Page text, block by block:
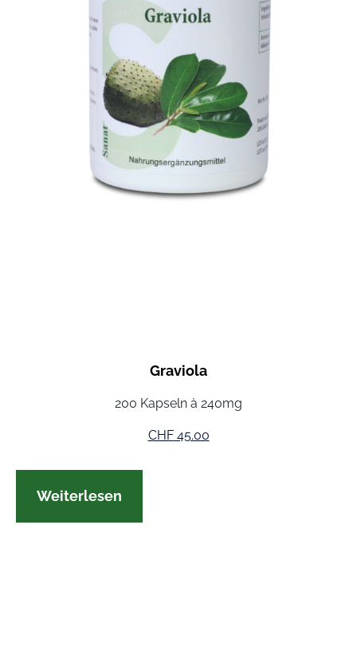
Graviola
200 Kapseln à 240mg
CHF45.00
Weiterlesen